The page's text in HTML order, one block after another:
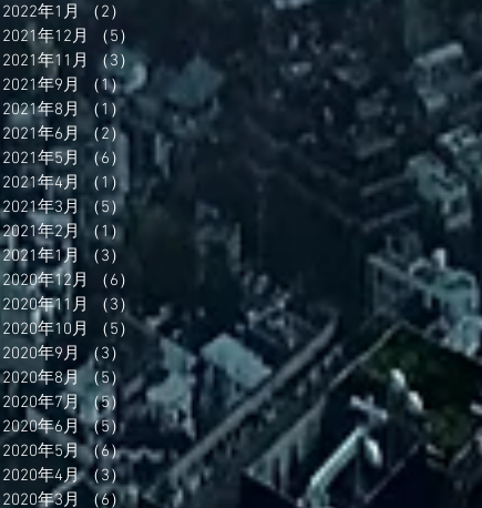
2022年1月
（2）
2021年12月
（5）
2021年11月
（3）3件の記事
2021年9月
（1）1件の記事
2021年8月 （1）
1件の記事
2021年6月 （2）2件の記事
2021年5月 （6）
6件の記事
2021年4月
（1）
1件の記事
2021年3月
（5）
5件の記事
2021年2月 （1）
1件の記事
2021年1月
（3）
3件の記事
2020年12月
（6）
6件の記事
2020年11月
（3） 3件の記事
2020年10月
（5）5件の記事
2020年9月
（3）
3件の記事
2020年8月
（5） 5件の記事
2020年7月 （5）5件の記事
2020年6月 （5）
5件の記事
2020年5月 （6）6件の記事
2020年4月 （3）3件の記事
2020年3月
（6）6件の記事